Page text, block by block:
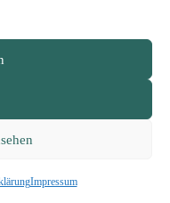
Impressum
Richtlinie (EU)